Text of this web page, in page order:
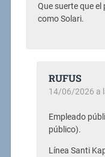
Que suerte que
como Solari.
RUFUS
14/06/2026 a
Empleado
público).
Línea Santi